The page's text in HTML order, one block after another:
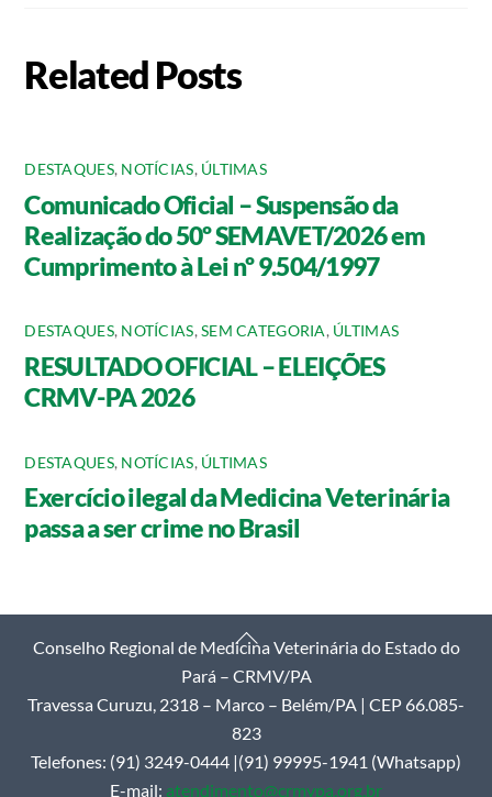
Related Posts
DESTAQUES, NOTÍCIAS, ÚLTIMAS
Comunicado Oficial – Suspensão da
Realização do 50º SEMAVET/2026 em
Cumprimento à Lei nº 9.504/1997
DESTAQUES, NOTÍCIAS,SEM CATEGORIA, ÚLTIMAS
RESULTADO OFICIAL – ELEIÇÕES
CRMV-PA 2026
DESTAQUES, NOTÍCIAS, ÚLTIMAS
Exercício ilegal da Medicina Veterinária
passa a ser crime no Brasil
Back
To
Top
Conselho Regional de Medicina Veterinária do Estado do
Pará – CRMV/PA
Travessa Curuzu, 2318 – Marco – Belém/PA | CEP 66.085-
823
Telefones: (91) 3249-0444 |(91) 99995-1941 (Whatsapp)
E-mail: atendimento@crmvpa.org.br